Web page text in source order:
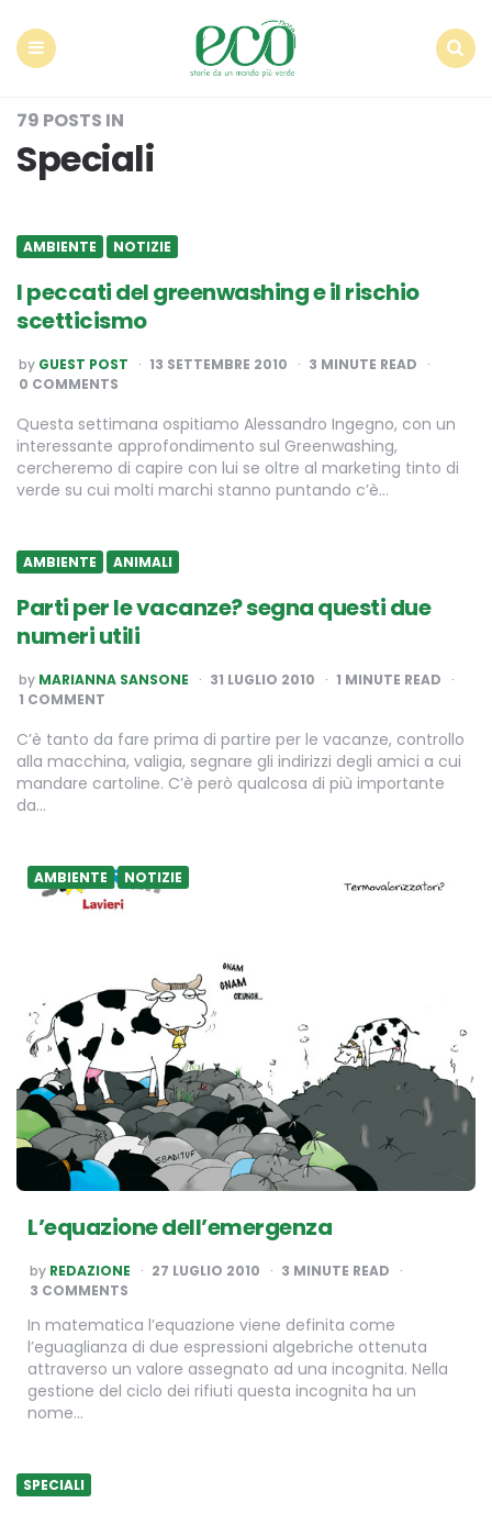
79 POSTS IN
Speciali
AMBIENTE NOTIZIE
I peccati del greenwashing e il rischio
scetticismo
POSTED
BY
by GUEST POST 13 SETTEMBRE 2010 3 MINUTE READ
0 COMMENTS
Questa settimana ospitiamo Alessandro Ingegno, con un
interessante approfondimento sul Greenwashing,
cercheremo di capire con lui se oltre al marketing tinto di
verde su cui molti marchi stanno puntando c’è…
AMBIENTE ANIMALI
Parti per le vacanze? segna questi due
numeri utili
POSTED
BY
by MARIANNA SANSONE 31 LUGLIO 2010 1 MINUTE READ
1 COMMENT
C’è tanto da fare prima di partire per le vacanze, controllo
alla macchina, valigia, segnare gli indirizzi degli amici a cui
mandare cartoline. C’è però qualcosa di più importante
da…
AMBIENTE NOTIZIE
L’equazione dell’emergenza
POSTED
BY
by REDAZIONE 27 LUGLIO 2010 3 MINUTE READ
3 COMMENTS
In matematica l’equazione viene definita come
l’eguaglianza di due espressioni algebriche ottenuta
attraverso un valore assegnato ad una incognita. Nella
gestione del ciclo dei rifiuti questa incognita ha un
nome…
SPECIALI